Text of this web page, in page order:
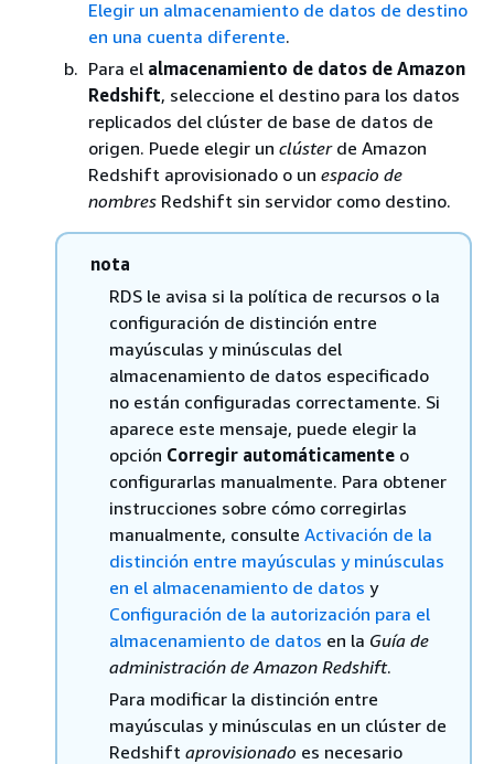
Elegir un almacenamiento de datos de destino
en una cuenta diferente.
Para el almacenamiento de datos de Amazon
Redshift, seleccione el destino para los datos
replicados del clúster de base de datos de
origen. Puede elegir un clústerde Amazon
Redshift aprovisionado o un espacio de
nombres Redshift sin servidor como destino.
nota
RDS le avisa si la política de recursos o la
configuración de distinción entre
mayúsculas y minúsculas del
almacenamiento de datos especificado
no están configuradas correctamente. Si
aparece este mensaje, puede elegir la
opción Corregir automáticamente o
configurarlas manualmente. Para obtener
instrucciones sobre cómo corregirlas
manualmente, consulte Activación de la
distinción entre mayúsculas y minúsculas
en el almacenamiento de datos y
Configuración de la autorización para el
almacenamiento de datos en la Guía de
administración de Amazon Redshift.
Para modificar la distinción entre
mayúsculas y minúsculas en un clúster de
Redshift aprovisionado es necesario